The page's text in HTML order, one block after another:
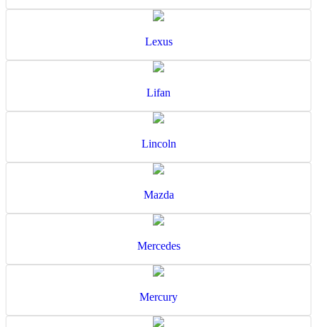
Lexus
Lifan
Lincoln
Mazda
Mercedes
Mercury